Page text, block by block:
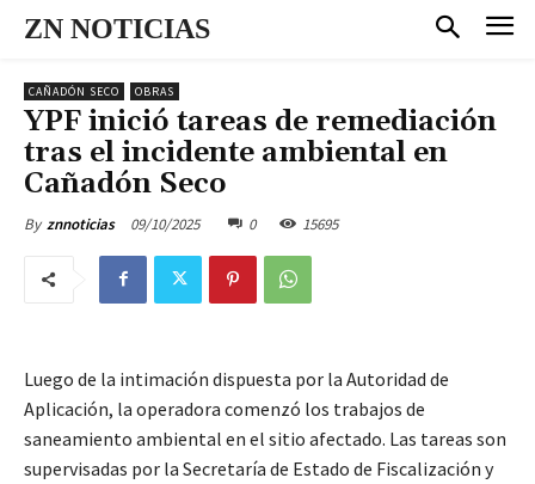
ZN NOTICIAS
CAÑADÓN SECO OBRAS
YPF inició tareas de remediación
tras el incidente ambiental en
Cañadón Seco
By znnoticias 09/10/2025 0 15695
Luego de la intimación dispuesta por la Autoridad de
Aplicación, la operadora comenzó los trabajos de
saneamiento ambiental en el sitio afectado. Las tareas son
supervisadas por la Secretaría de Estado de Fiscalización y